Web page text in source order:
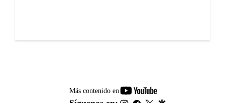
Más contenido en
youtube-
footer